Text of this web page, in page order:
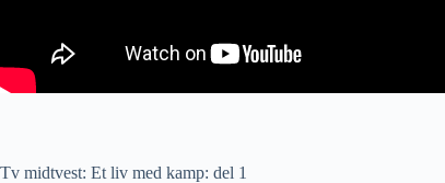
Tv midtvest: Et liv med kamp: del 1